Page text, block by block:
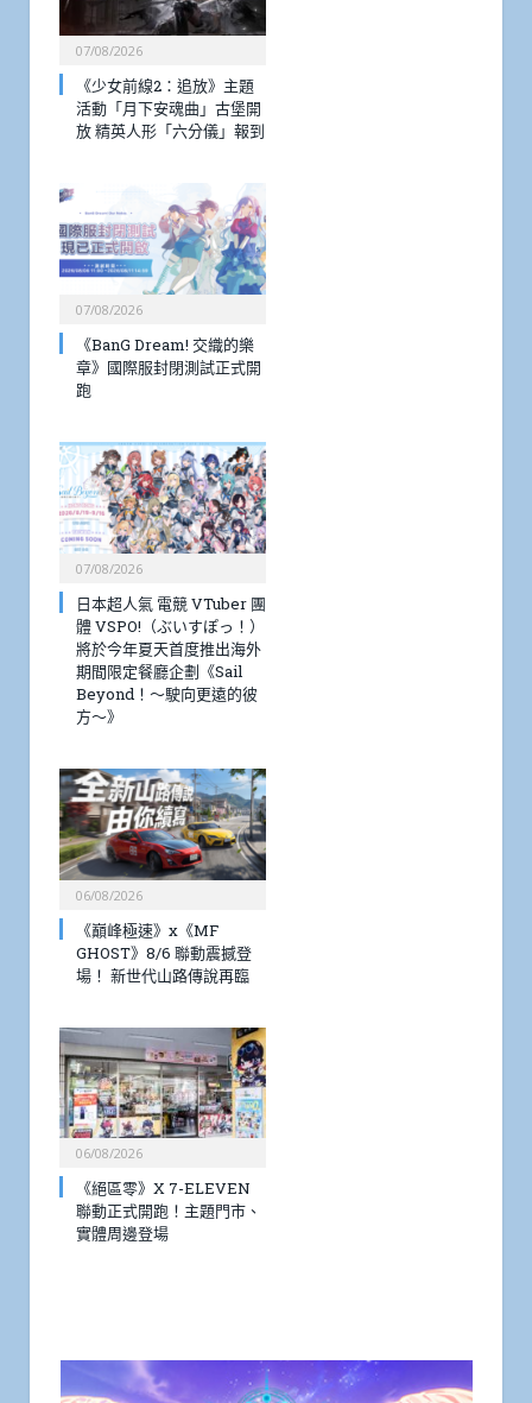
07/08/2026
《少女前線2：追放》主題
活動「月下安魂曲」古堡開
放 精英人形「六分儀」報到
07/08/2026
《BanG Dream! 交織的樂
章》國際服封閉測試正式開
跑
07/08/2026
日本超人氣 電競 VTuber 團
體 VSPO!（ぶいすぽっ！）
將於今年夏天首度推出海外
期間限定餐廳企劃《Sail
Beyond！～駛向更遠的彼
方～》
06/08/2026
《巔峰極速》x《MF
GHOST》8/6 聯動震撼登
場！ 新世代山路傳說再臨
06/08/2026
《絕區零》X 7-ELEVEN
聯動正式開跑！主題門市、
實體周邊登場